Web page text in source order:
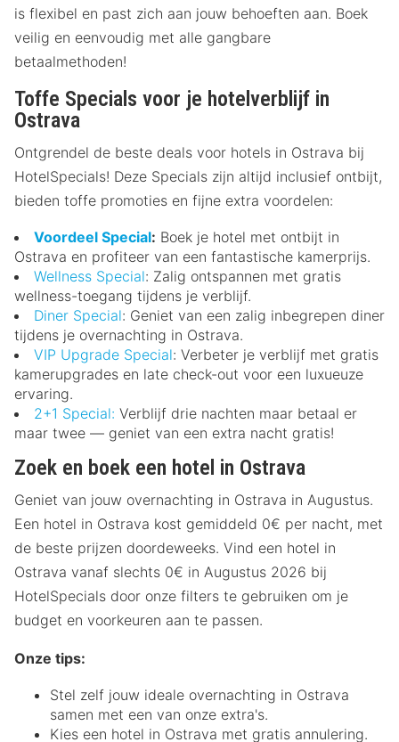
is flexibel en past zich aan jouw behoeften aan. Boek
veilig en eenvoudig met alle gangbare
betaalmethoden!
Toffe Specials voor je hotelverblijf in
Ostrava
Ontgrendel de beste deals voor hotels in Ostrava bij
HotelSpecials! Deze Specials zijn altijd inclusief ontbijt,
bieden toffe promoties en fijne extra voordelen:
Voordeel Special: Boek je hotel met ontbijt in
Ostrava en profiteer van een fantastische kamerprijs.
Wellness Special: Zalig ontspannen met gratis
wellness-toegang tijdens je verblijf.
Diner Special: Geniet van een zalig inbegrepen diner
tijdens je overnachting in Ostrava.
VIP Upgrade Special: Verbeter je verblijf met gratis
kamerupgrades en late check-out voor een luxueuze
ervaring.
2+1 Special: Verblijf drie nachten maar betaal er
maar twee — geniet van een extra nacht gratis!
Zoek en boek een hotel in Ostrava
Geniet van jouw overnachting in Ostrava in Augustus.
Een hotel in Ostrava kost gemiddeld 0€ per nacht, met
de beste prijzen doordeweeks. Vind een hotel in
Ostrava vanaf slechts 0€ in Augustus 2026 bij
HotelSpecials door onze filters te gebruiken om je
budget en voorkeuren aan te passen.
Onze tips:
Stel zelf jouw ideale overnachting in Ostrava
samen met een van onze extra's.
Kies een hotel in Ostrava met gratis annulering.